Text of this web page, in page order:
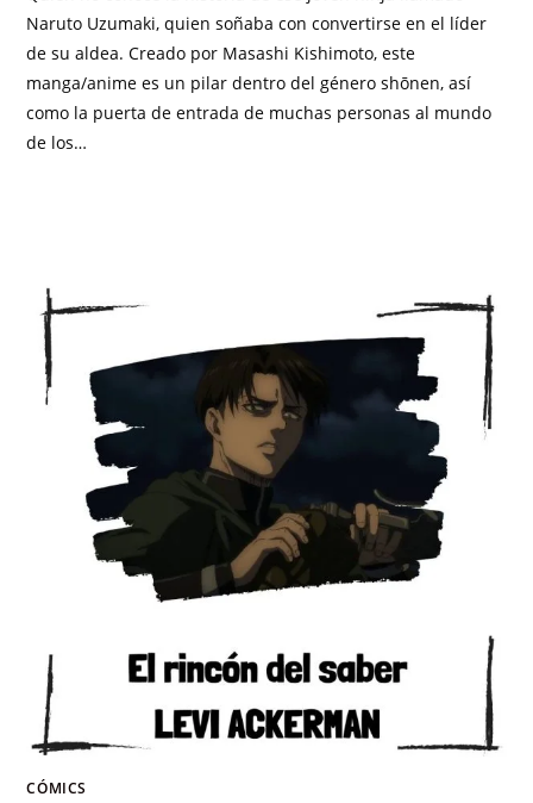
Naruto Uzumaki, quien soñaba con convertirse en el líder
de su aldea. Creado por Masashi Kishimoto, este
manga/anime es un pilar dentro del género shōnen, así
como la puerta de entrada de muchas personas al mundo
de los…
CÓMICS